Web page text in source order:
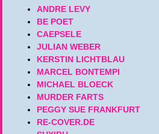
ANDRE LEVY
BE POET
CAEPSELE
JULIAN WEBER
KERSTIN LICHTBLAU
MARCEL BONTEMPI
MICHAEL BLOECK
MURDER FARTS
PEGGY SUE FRANKFURT
RE-COVER.DE